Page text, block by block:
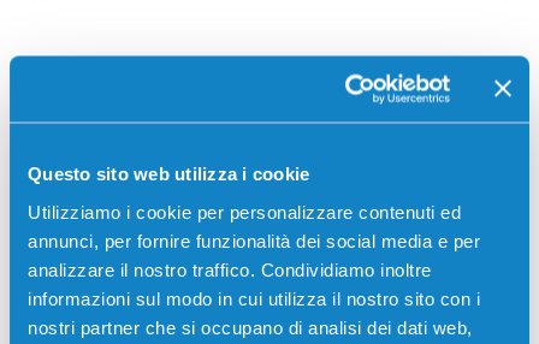
Questo sito web utilizza i cookie
Utilizziamo i cookie per personalizzare contenuti ed
annunci, per fornire funzionalità dei social media e per
analizzare il nostro traffico. Condividiamo inoltre
informazioni sul modo in cui utilizza il nostro sito con i
nostri partner che si occupano di analisi dei dati web,
560 COLORE 15000 pagine per Stampanti: Kyocera-
Mita ECOSYS P6030, Kyocera-Mita FS-C5100,
Kyocera-Mita FS-C5200, Kyocera-Mita FS-C5300,
Kyocera-Mita FS-C5350